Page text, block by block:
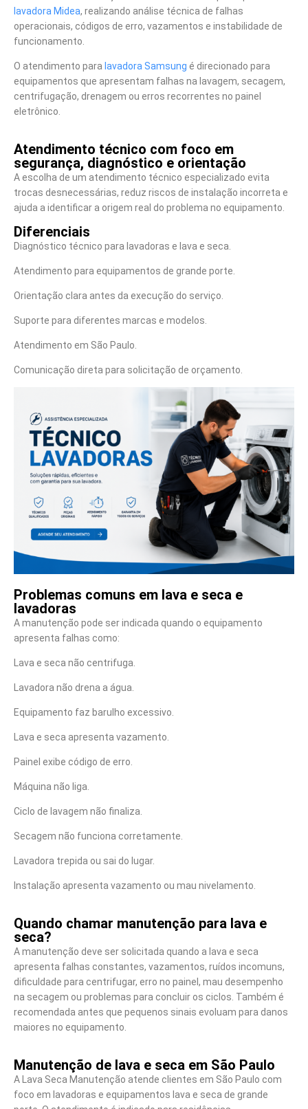
lavadora Midea, realizando análise técnica de falhas
operacionais, códigos de erro, vazamentos e instabilidade de
funcionamento.
O atendimento para lavadora Samsung é direcionado para
equipamentos que apresentam falhas na lavagem, secagem,
centrifugação, drenagem ou erros recorrentes no painel
eletrônico.
Atendimento técnico com foco em
segurança, diagnóstico e orientação
A escolha de um atendimento técnico especializado evita
trocas desnecessárias, reduz riscos de instalação incorreta e
ajuda a identificar a origem real do problema no equipamento.
Diferenciais
Diagnóstico técnico para lavadoras e lava e seca.
Atendimento para equipamentos de grande porte.
Orientação clara antes da execução do serviço.
Suporte para diferentes marcas e modelos.
Atendimento em São Paulo.
Comunicação direta para solicitação de orçamento.
Problemas comuns em lava e seca e
lavadoras
A manutenção pode ser indicada quando o equipamento
apresenta falhas como:
Lava e seca não centrifuga.
Lavadora não drena a água.
Equipamento faz barulho excessivo.
Lava e seca apresenta vazamento.
Painel exibe código de erro.
Máquina não liga.
Ciclo de lavagem não finaliza.
Secagem não funciona corretamente.
Lavadora trepida ou sai do lugar.
Instalação apresenta vazamento ou mau nivelamento.
Quando chamar manutenção para lava e
seca?
A manutenção deve ser solicitada quando a lava e seca
apresenta falhas constantes, vazamentos, ruídos incomuns,
dificuldade para centrifugar, erro no painel, mau desempenho
na secagem ou problemas para concluir os ciclos. Também é
recomendada antes que pequenos sinais evoluam para danos
maiores no equipamento.
Manutenção de lava e seca em São Paulo
A Lava Seca Manutenção atende clientes em São Paulo com
foco em lavadoras e equipamentos lava e seca de grande